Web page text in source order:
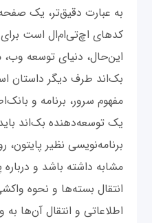
به عبارت دقیق‌تر، یک
کدهای اچ‌تی‌ام‌ال است
این‌حال، دنیای توسعه‌
بک‌اند طرف دیگر داستان
مفهوم سرور، برنامه و
یک توسعه‌دهنده بک‌اند
برنامه‌نویسی نظیر
مشابه داشته باشد و
انتقال بسته‌ها و نحوه
اطلاعاتی و انتقال آن‌ها